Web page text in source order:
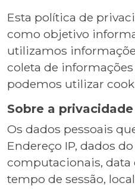
Esta política de
como objetivo
utilizamos
coleta de
podemos utilizar
Sobre a
Os dados pessoais
Endereço IP, dados
computacionais, data
tempo de sessão,